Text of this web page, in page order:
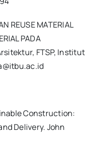
REUSE MATERIAL
PADA
FTSP, Institut
Construction:
Delivery. John